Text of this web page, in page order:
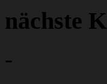
nächste
-